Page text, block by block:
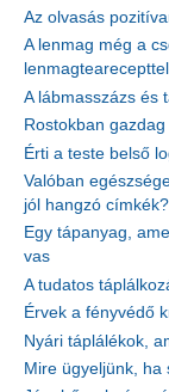
Az olvasás
A lenmag még a
lenmagtearecepttel
A lábmasszázs és
Rostokban
Érti a teste belső
Valóban
jól hangzó címkék?
Egy tápanyag,
vas
A tudatos
Érvek a fényvédő
Nyári táplálékok,
Mire ügyeljünk,